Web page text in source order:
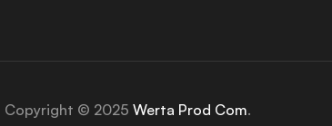
Copyright © 2025 Werta Prod Com.